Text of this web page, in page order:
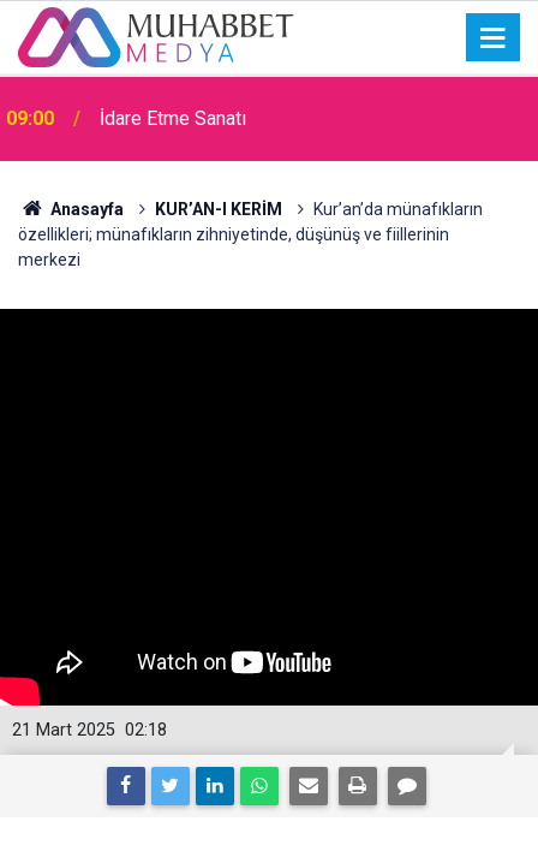
09:00 İdare Etme Sanatı
Anasayfa KUR’AN-I KERİM
Kur’an’da münafıkların
özellikleri; münafıkların zihniyetinde, düşünüş ve fiillerinin
merkezi
02:18
21 Mart 2025